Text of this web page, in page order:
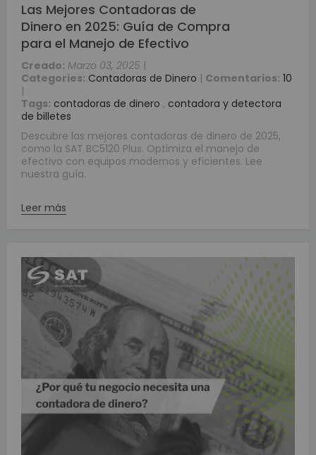
Las Mejores Contadoras de
Dinero en 2025: Guía de Compra
para el Manejo de Efectivo
Creado: Marzo 03, 2025 |
Categories: Contadoras de Dinero | Comentarios: 10
|
Tags: contadoras de dinero , contadora y detectora
de billetes
Descubre las mejores contadoras de dinero de 2025,
como la SAT BC5120 Plus. Optimiza el manejo de
efectivo con equipos modernos y eficientes. Lee
nuestra guía.
Leer más